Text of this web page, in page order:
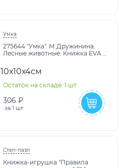
Умка
275644 "Умка". М.Дружинина.
Лесные животные. Книжка EVA с
5 разв. в
10х10х4см
Остаток на складе: 1 шт
306 ₽
за 1 шт
Степ-пазл
Книжка-игрушка "Правила